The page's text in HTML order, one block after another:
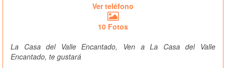
Ver teléfono
10 Fotos
La Casa del Valle Encantado, Ven a La Casa del Valle
Encantado, te gustará